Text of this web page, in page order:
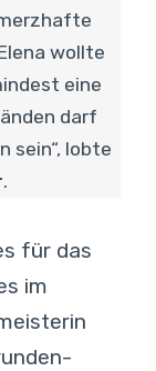
wollte
eine
darf
sein“, lobte
.
für das
im